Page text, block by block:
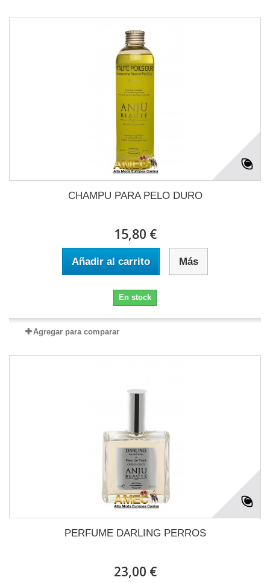
CHAMPU PARA PELO DURO
15,80 €
Añadir al carrito Más
En stock
Agregar para comparar
PERFUME DARLING PERROS
23,00 €